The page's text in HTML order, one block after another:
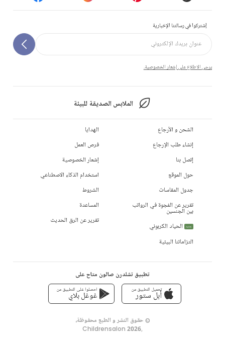
إشتركوا في رسالتنا الإخبارية
يرجى الاطلاع على إشعار الخصوصية.
الملابس الصديقة للبيئة
الشحن و الأرجاع
إنشاء طلب الإرجاع
إتصل بنا
حول الموقع
جدول المقاسات
تقرير عن الفجوة في الرواتب
بين الجنسين
جديد
الحياد الكربوني
التزاماتنا البيئية
الهدايا
فرص العمل
إشعار الخصوصية
استخدام الذكاء الاصطناعي
الشروط
المساعدة
تقرير عن الرق الحديث
تطبيق تشلدرن صالون متاح على
تحميل التطبيق من
أبل ستور
احصلوا على التطبيق من
غوغل بلاي
© حقوق النشر و الطبع محفوظة،
,
Childrensalon 2026